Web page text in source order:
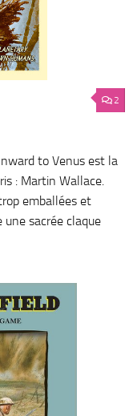
2
to Venus est la
: Martin Wallace.
emballées et
une sacrée claque